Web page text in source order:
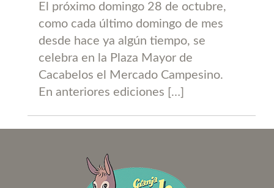
El próximo domingo 28 de octubre,
como cada último domingo de mes
desde hace ya algún tiempo, se
celebra en la Plaza Mayor de
Cacabelos el Mercado Campesino.
En anteriores ediciones […]